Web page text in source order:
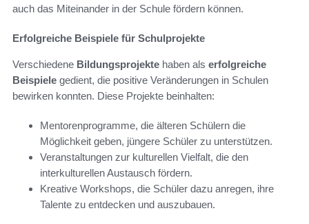
auch das Miteinander in der Schule fördern können.
Erfolgreiche Beispiele für Schulprojekte
Verschiedene Bildungsprojekte haben als erfolgreiche
Beispiele gedient, die positive Veränderungen in Schulen
bewirken konnten. Diese Projekte beinhalten:
Mentorenprogramme, die älteren Schülern die
Möglichkeit geben, jüngere Schüler zu unterstützen.
Veranstaltungen zur kulturellen Vielfalt, die den
interkulturellen Austausch fördern.
Kreative Workshops, die Schüler dazu anregen, ihre
Talente zu entdecken und auszubauen.